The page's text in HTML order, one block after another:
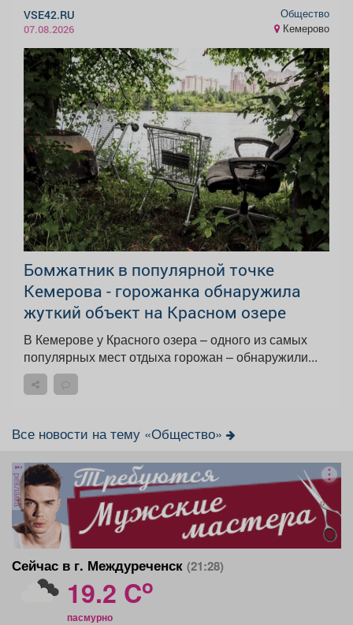
VSE42.RU
07.08.2026
Общество
Кемерово
Бомжатник в популярной точке
Кемерова - горожанка обнаружила
жуткий объект на Красном озере
В Кемерове у Красного озера – одного из самых
популярных мест отдыха горожан – обнаружили...
Все новости на тему «Общество»
реклама
Сейчас в г. Междуреченск (21:28)
19.2 Co
пасмурно